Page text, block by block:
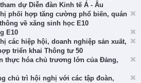
dự Diễn đàn Kinh tế Á - Âu
phối hợp tăng cường phổ biến, quán
về xăng sinh học E10
E10
các hiệp hội, doanh nghiệp sản xuất,
triển khai Thông tư 50
thực hóa chủ trương lớn của Đảng,
chủ trì hội nghị với các tập đoàn,